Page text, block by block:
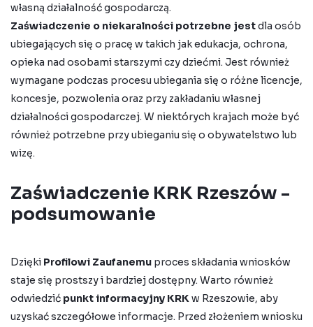
własną działalność gospodarczą.
Zaświadczenie o niekaralności potrzebne jestdla osób
ubiegających się o pracę w takich jak edukacja, ochrona,
opieka nad osobami starszymi czy dziećmi. Jest również
wymagane podczas procesu ubiegania się o różne licencje,
koncesje, pozwolenia oraz przy zakładaniu własnej
działalności gospodarczej. W niektórych krajach może być
również potrzebne przy ubieganiu się o obywatelstwo lub
wizę.
Zaświadczenie KRK Rzeszów -
podsumowanie
Dzięki Profilowi Zaufanemu proces składania wniosków
staje się prostszy i bardziej dostępny. Warto również
odwiedzić punkt informacyjny KRKw Rzeszowie, aby
uzyskać szczegółowe informacje. Przed złożeniem wniosku